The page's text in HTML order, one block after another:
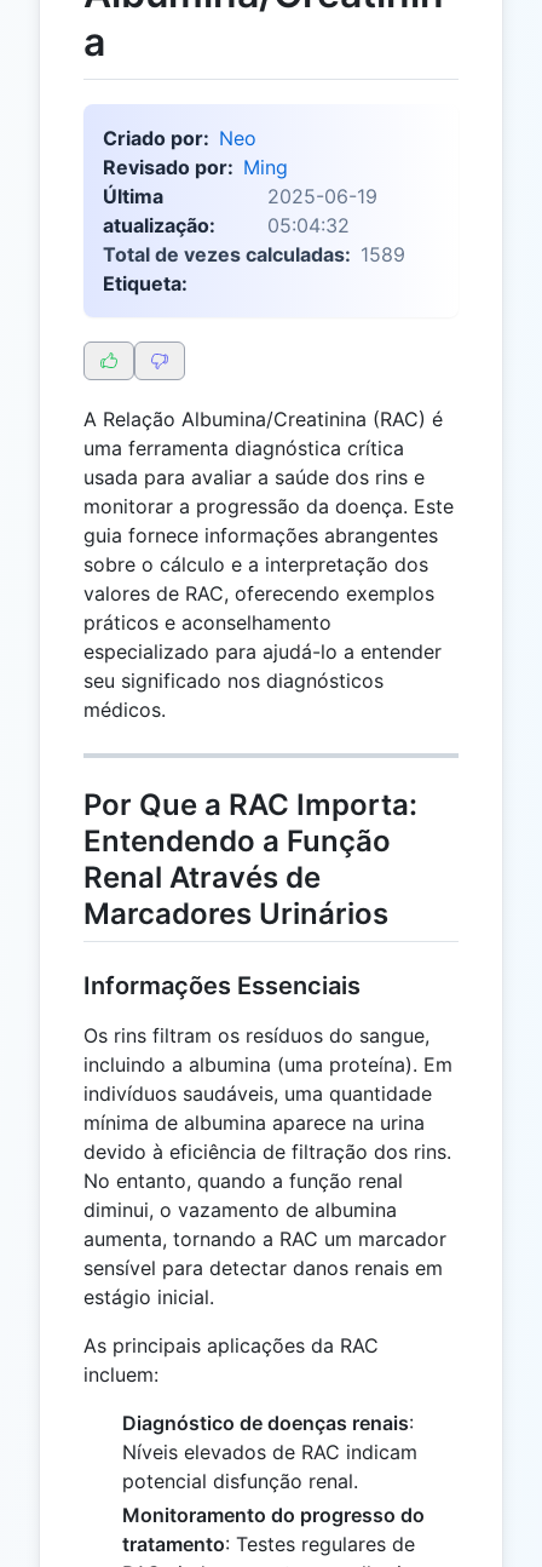
a
Criado por: Neo
Revisado por: Ming
Última
atualização:
2025-06-19
05:04:32
Total de vezes calculadas: 1589
Etiqueta:
A Relação Albumina/Creatinina (RAC) é
uma ferramenta diagnóstica crítica
usada para avaliar a saúde dos rins e
monitorar a progressão da doença. Este
guia fornece informações abrangentes
sobre o cálculo e a interpretação dos
valores de RAC, oferecendo exemplos
práticos e aconselhamento
especializado para ajudá-lo a entender
seu significado nos diagnósticos
médicos.
Por Que a RAC Importa:
Entendendo a Função
Renal Através de
Marcadores Urinários
Informações Essenciais
Os rins filtram os resíduos do sangue,
incluindo a albumina (uma proteína). Em
indivíduos saudáveis, uma quantidade
mínima de albumina aparece na urina
devido à eficiência de filtração dos rins.
No entanto, quando a função renal
diminui, o vazamento de albumina
aumenta, tornando a RAC um marcador
sensível para detectar danos renais em
estágio inicial.
As principais aplicações da RAC
incluem:
Diagnóstico de doenças renais:
Níveis elevados de RAC indicam
potencial disfunção renal.
Monitoramento do progresso do
tratamento: Testes regulares de